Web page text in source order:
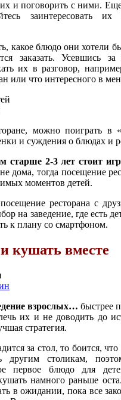
и поговорить с ними.
заинтересовать
какое блюдо они хотели
заказать. Усевшись
их в разговор,
или что интересного в
можно поиграть в
и суждения о блюдах и
2-3 лет стоит
дома, тогда посещение
моментов детей.
ресторана с
на заведение, где есть
к плану со смартфоном.
кушать вместе
взрослых… быстрее
их и не доводить до
стратегия.
за стол, то боится, что
другим столикам,
первое блюдо для
намного раньше
в ожидании, пока все